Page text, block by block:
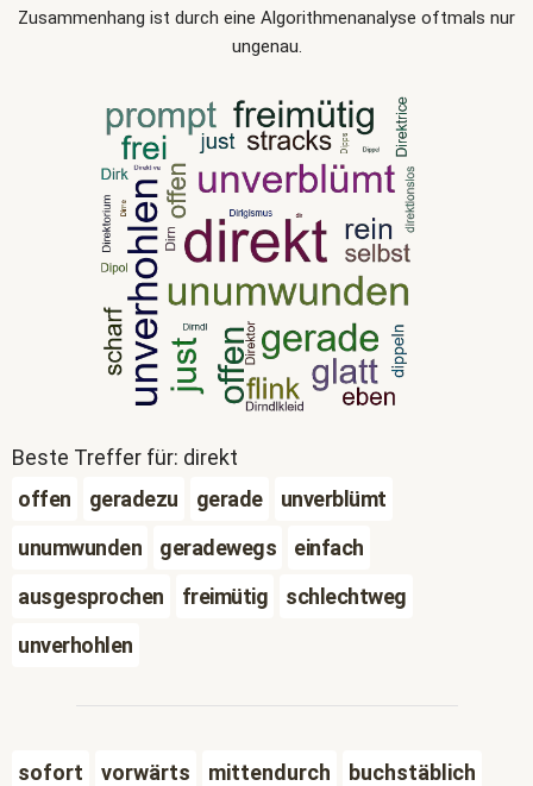
Zusammenhang ist durch eine Algorithmenanalyse oftmals nur
ungenau.
Beste Treffer für: direkt
offen
geradezu gerade
unverblümt
unumwunden
geradewegs
einfach
ausgesprochen
freimütig
schlechtweg
unverhohlen
sofort vorwärts mittendurch
buchstäblich